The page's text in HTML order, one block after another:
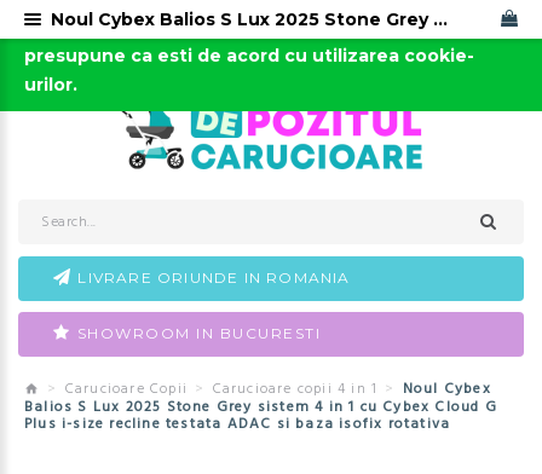
0723-666-005 / 0743-666-006
LIVRARE ORIUNDE IN ROMANIA
SHOWROOM IN BUCURESTI
Carucioare Copii Carucioare copii 4 in 1 Noul Cybex
Balios S Lux 2025 Stone Grey sistem 4 in 1 cu Cybex Cloud G
Plus i-size recline testata ADAC si baza isofix rotativa
Acest site foloseste cookies. Continuarea navigarii
presupune ca esti de acord cu utilizarea cookie-
urilor.
Noul Cybex Balios S Lux 2025 Stone Grey sistem 4 in 1 cu Cybex Cloud G Plus i-size recline testata ADAC si baza isofix rotativa